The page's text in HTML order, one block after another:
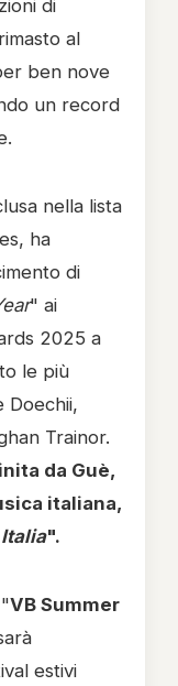
di
al
ben nove
un record
nella lista
ha
di
" ai
2025 a
le più
Doechii,
Trainor.
da Guè,
italiana,
".
VB Summer
estivi